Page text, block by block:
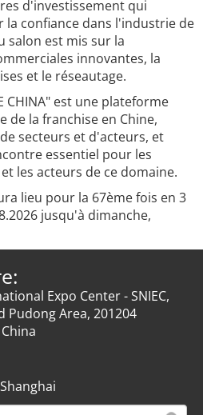
d'investissement qui
confiance dans l'industrie de
salon est mis sur la
innovantes, la
et le réseautage.
CHINA" est une plateforme
la franchise en Chine,
secteurs et d'acteurs, et
essentiel pour les
les acteurs de ce domaine.
lieu pour la 67ème fois en 3
jusqu'à dimanche,
Expo Center - SNIEC,
Pudong Area, 201204